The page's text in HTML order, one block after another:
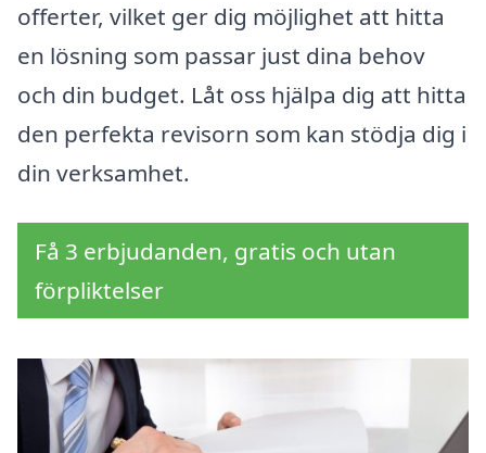
offerter, vilket ger dig möjlighet att hitta
en lösning som passar just dina behov
och din budget. Låt oss hjälpa dig att hitta
den perfekta revisorn som kan stödja dig i
din verksamhet.
Få 3 erbjudanden, gratis och utan
förpliktelser